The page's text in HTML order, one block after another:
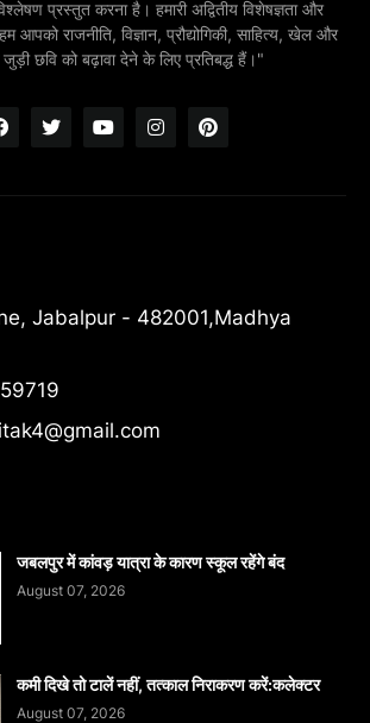
प्रस्तुत करना है। हमारी अद्वितीय विशेषज्ञता और
आपको राजनीति, विज्ञान, प्रौद्योगिकी, साहित्य, खेल और
छवि को बढ़ावा देने के लिए प्रतिबद्ध हैं।"
Jabalpur - 482001,Madhya
जबलपुर में कांवड़ यात्रा के कारण स्कूल रहेंगे बंद
August 07, 2026
कमी दिखे तो टालें नहीं, तत्काल निराकरण करें:कलेक्टर
August 07, 2026